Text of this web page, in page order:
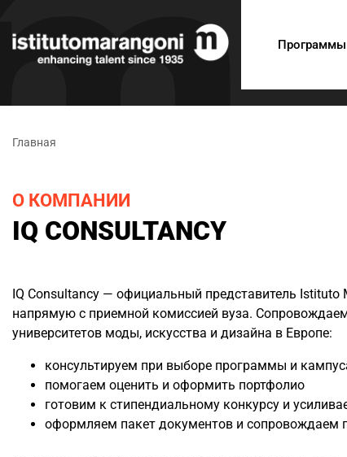
Программы
Главная
О КОМПАНИИ
IQ CONSULTANCY
IQ Consultancy — официальный представитель
напрямую с приемной комиссией вуза.
университетов моды, искусства и дизайна в Европе:
консультируем при выборе программы и
помогаем оценить и оформить портфолио
готовим к стипендиальному конкурсу и
оформляем пакет документов и сопровождаем